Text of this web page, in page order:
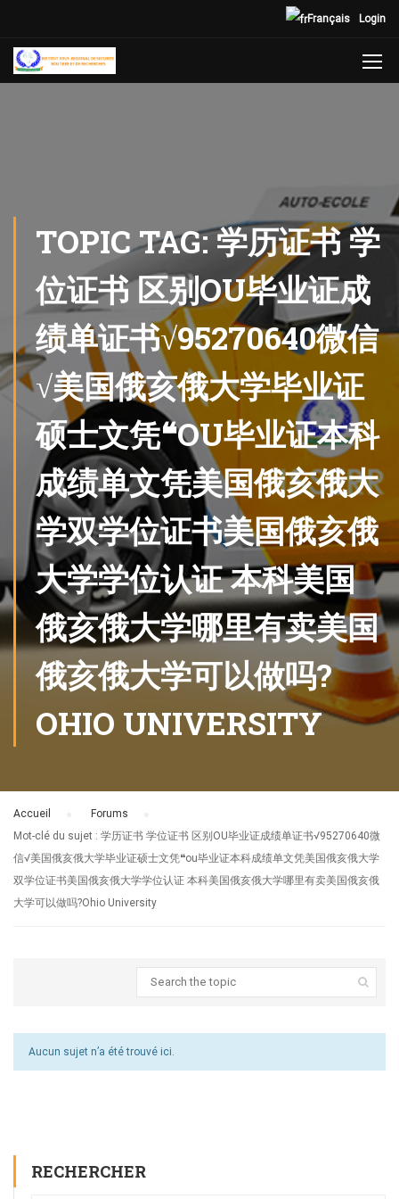
Login
Français
TOPIC TAG: 学历证书 学
位证书 区别OU毕业证成
绩单证书√95270640微信
√美国俄亥俄大学毕业证
硕士文凭❝OU毕业证本科
成绩单文凭美国俄亥俄大
学双学位证书美国俄亥俄
大学学位认证 本科美国
俄亥俄大学哪里有卖美国
俄亥俄大学可以做吗?
OHIO UNIVERSITY
Accueil Forums
Mot-clé du sujet : 学历证书 学位证书 区别OU毕业证成绩单证书√95270640微
信√美国俄亥俄大学毕业证硕士文凭❝ou毕业证本科成绩单文凭美国俄亥俄大学
双学位证书美国俄亥俄大学学位认证 本科美国俄亥俄大学哪里有卖美国俄亥俄
大学可以做吗?Ohio University
Aucun sujet n’a été trouvé ici.
RECHERCHER